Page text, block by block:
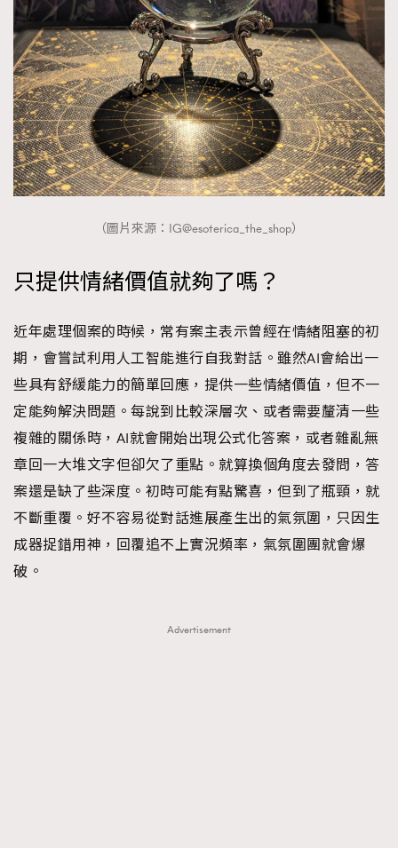
（圖片來源：IG@esoterica_the_shop）
只提供情緒價值就夠了嗎？
近年處理個案的時候，常有案主表示曾經在情緒阻塞的初
期，會嘗試利用人工智能進行自我對話。雖然AI會給出一
些具有舒緩能力的簡單回應，提供一些情緒價值，但不一
定能夠解決問題。每說到比較深層次、或者需要釐清一些
複雜的關係時，AI就會開始出現公式化答案，或者雜亂無
章回一大堆文字但卻欠了重點。就算換個角度去發問，答
案還是缺了些深度。初時可能有點驚喜，但到了瓶頸，就
不斷重覆。好不容易從對話進展產生出的氣氛圍，只因生
成器捉錯用神，回覆追不上實況頻率，氣氛圍團就會爆
破。
Advertisement